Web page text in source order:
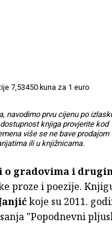
7,53450 kuna za 1 euro
navodimo prvu cijenu po
knjiga provjerite kod
više se ne bave prodajom
ili u knjižnicama.
o gradovima i
proze i poezije.
koje su 2011.
"Popodnevni